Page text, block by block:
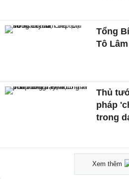
Tổng
Tô
Thủ
pháp
trong
Xem thêm